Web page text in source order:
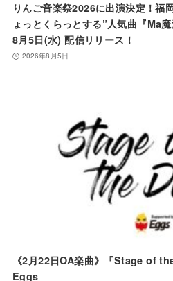
りんご音楽祭2026に出演決定！福
ょっとくらっとする”人気曲『Ma
8月5日(水) 配信リリース！
2026年8月5日
《2月22日OA楽曲》『Stage of
Eggs